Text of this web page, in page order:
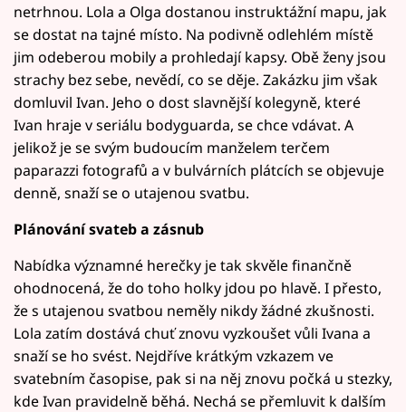
netrhnou. Lola a Olga dostanou instruktážní mapu, jak
se dostat na tajné místo. Na podivně odlehlém místě
jim odeberou mobily a prohledají kapsy. Obě ženy jsou
strachy bez sebe, nevědí, co se děje. Zakázku jim však
domluvil Ivan. Jeho o dost slavnější kolegyně, které
Ivan hraje v seriálu bodyguarda, se chce vdávat. A
jelikož je se svým budoucím manželem terčem
paparazzi fotografů a v bulvárních plátcích se objevuje
denně, snaží se o utajenou svatbu.
Plánování svateb a zásnub
Nabídka významné herečky je tak skvěle finančně
ohodnocená, že do toho holky jdou po hlavě. I přesto,
že s utajenou svatbou neměly nikdy žádné zkušnosti.
Lola zatím dostává chuť znovu vyzkoušet vůli Ivana a
snaží se ho svést. Nejdříve krátkým vzkazem ve
svatebním časopise, pak si na něj znovu počká u stezky,
kde Ivan pravidelně běhá. Nechá se přemluvit k dalším